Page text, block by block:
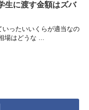
生に渡す金額はズバ
ったいいくらが適当なの
場はどうな ...